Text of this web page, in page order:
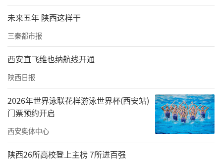
未来五年 陕西这样干
三秦都市报
西安直飞维也纳航线开通
陕西日报
2026年世界泳联花样游泳世界杯(西安站)
门票预约开启
西安奥体中心
陕西26所高校登上主榜 7所进百强